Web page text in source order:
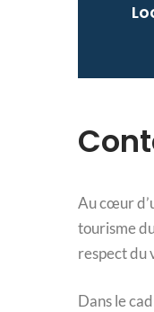
Au cœur
tourisme
respect du
Dans le